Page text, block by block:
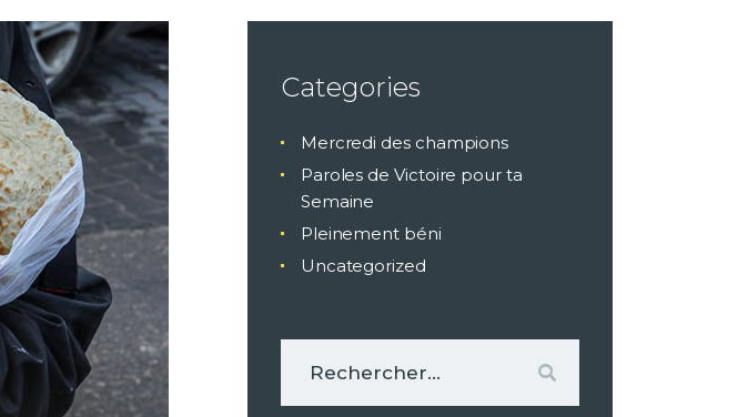
Categories
Mercredi des champions
Paroles de Victoire pour ta
Semaine
Pleinement béni
Uncategorized